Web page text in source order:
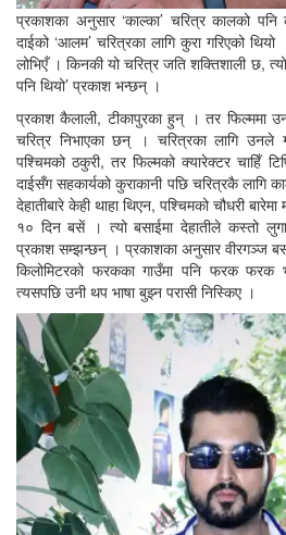
प्रकाशका अनुसार ‘काल्का’ चरित्र कालको
दाईको ‘आलम’ चरित्रका लागि कुरा गरिएको
लोभिएँ । किनकी यो चरित्र जति शक्तिशाली छ,
पनि थियो’ प्रकाश भन्छन् ।
प्रकाश कैलाली, टीकापुरका हुन् । तर फिल्ममा
चरित्र निभाएका छन् । चरित्रका लागि
पश्चिमको ठकुरी, तर फिल्मको क्यारेक्टर चाहिँ
दाईसँग सहकार्यको कुराकानी पछि चरित्रकै लागि
देहातीबारे केही थाहा थिएन, पश्चिमको चौधरी
१० दिन बसें । त्यो बसाईमा देहातीले कस्तो
प्रकाश सम्झन्छन् । प्रकाशका अनुसार वीरगञ्ज
किलोमिटरको फरकका गाउँमा पनि फरक फरक
त्यसपछि उनी थप भाषा बुझ्न परासी निस्किए ।